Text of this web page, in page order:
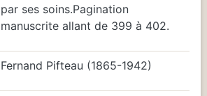
par ses soins.Pagination
manuscrite allant de 399 à 402.
Fernand Pifteau (1865-1942)